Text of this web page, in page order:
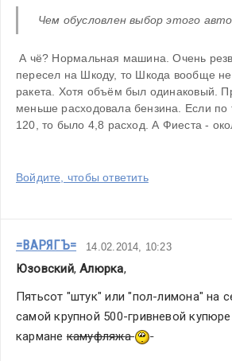
Чем обусловлен выбор этого
А чё? Нормальная машина. Очень резвая! Я когда
пересел на Шкоду, то Шкода вообще
ракета. Хотя объём был одинаковый.
меньше расходовала бензина. Если по
120, то было 4,8 расход. А Фиеста -
Войдите, чтобы ответить
=ВАРЯГЪ= 14.02.2014, 10:23
Юзовский, Алюрка,
Пятьсот "штук" или "пол-лимона" на
самой крупной 500-гривневой
кармане камуфляжа